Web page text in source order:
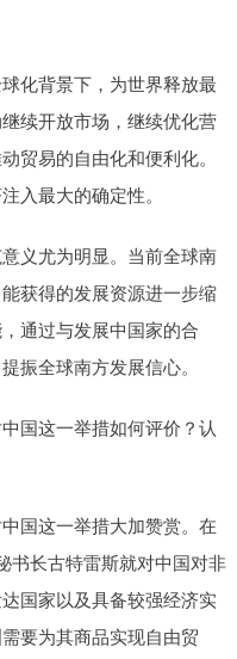
化背景下，为世界释放最
续开放市场，继续优化营
贸易的自由化和便利化。
入最大的确定性。
义尤为明显。当前全球南
获得的发展资源进一步缩
通过与发展中国家的合
振全球南方发展信心。
国这一举措如何评价？认
国这一举措大加赞赏。在
书长古特雷斯就对中国对非
国家以及具备较强经济实
要为其商品实现自由贸